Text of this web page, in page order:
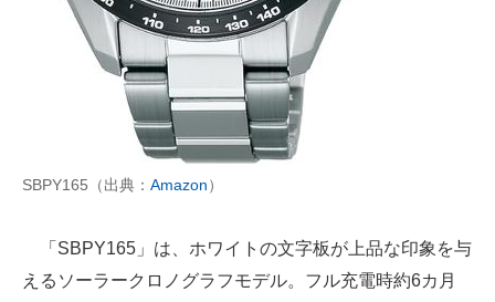
SBPY165（出典： Amazon）
「SBPY165」は、ホワイトの文字板が上品な印象を与
えるソーラークロノグラフモデル。フル充電時約6カ月